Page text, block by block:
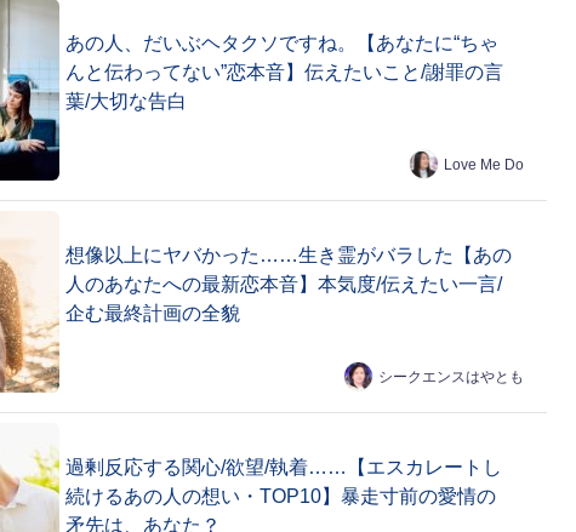
あの人、だいぶヘタクソですね。【あなたに“ちゃ
んと伝わってない”恋本音】伝えたいこと/謝罪の言
葉/大切な告白
Love Me Do
想像以上にヤバかった……生き霊がバラした【あの
人のあなたへの最新恋本音】本気度/伝えたい一言/
企む最終計画の全貌
シークエンスはやとも
過剰反応する関心/欲望/執着……【エスカレートし
続けるあの人の想い・TOP10】暴走寸前の愛情の
矛先は、あなた？